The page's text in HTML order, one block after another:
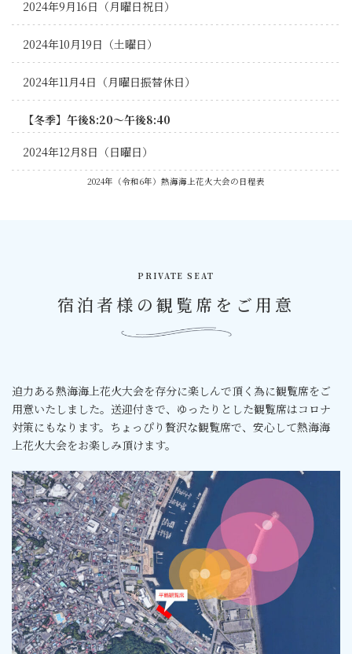
2024年9月16日（月曜日祝日）
2024年10月19日（土曜日）
2024年11月4日（月曜日振替休日）
【冬季】午後8:20～午後8:40
2024年12月8日（日曜日）
2024年（令和6年）熱海海上花火大会の日程表
宿泊者様の観覧席をご用意
PRIVATE SEAT
迫力ある熱海海上花火大会を存分に楽しんで頂く為に観覧席をご
用意いたしました。送迎付きで、ゆったりとした観覧席はコロナ
対策にもなります。ちょっぴり贅沢な観覧席で、安心して熱海海
上花火大会をお楽しみ頂けます。